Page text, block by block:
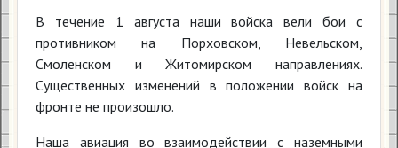
В течение 1 августа наши войска вели бои с
противником на Порховском, Невельском,
Смоленском и Житомирском направлениях.
Существенных изменений в положении войск на
фронте не произошло.
Наша авиация во взаимодействии с наземными